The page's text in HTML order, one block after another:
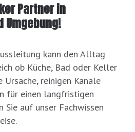
Partner in
Umgebung!
kann den Alltag
ob Küche, Bad oder Keller
reinigen Kanäle
für einen langfristigen
Sie auf unser Fachwissen